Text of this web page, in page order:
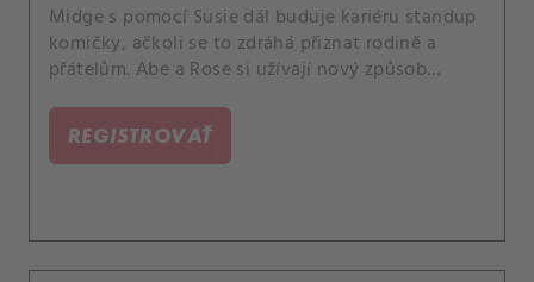
Midge s pomocí Susie dál buduje kariéru standup
komičky, ačkoli se to zdráhá přiznat rodině a
přátelům. Abe a Rose si užívají nový způsob
REGISTROVAŤ